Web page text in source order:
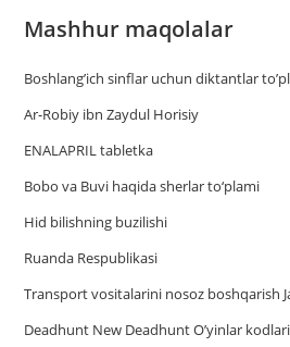
Mashhur maqolalar
Boshlang’ich sinflar uchun diktantlar
Ar-Robiy ibn Zaydul Horisiy
ENALAPRIL tabletka
Bobo va Buvi haqida sherlar to‘plami
Hid bilishning buzilishi
Ruanda Respublikasi
Trаnsport vositаlаrini nosoz boshqаrish
Deadhunt New Deadhunt O’yinlar kodlari